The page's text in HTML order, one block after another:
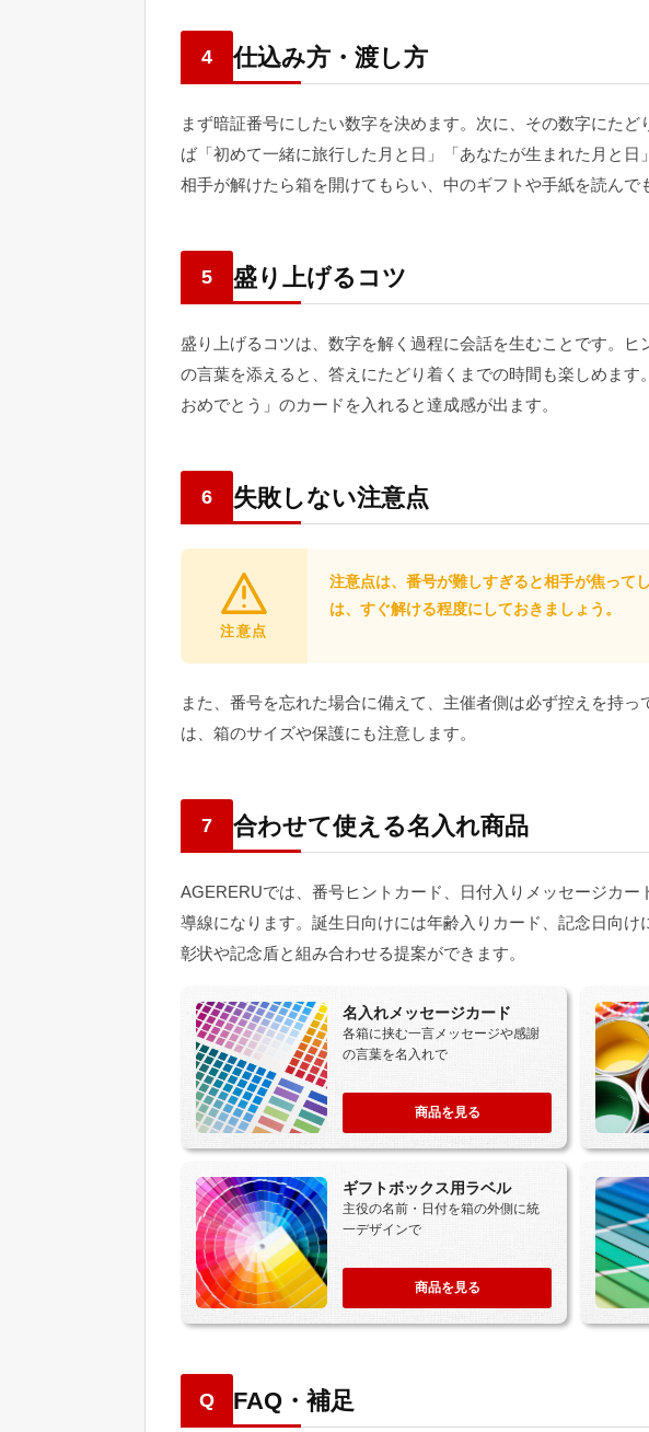
4 仕込み方・渡し方
まず暗証番号にしたい数字を決めます。次に、その数字にたど
ば「初めて一緒に旅行した月と日」「あなたが生まれた月と日
相手が解けたら箱を開けてもらい、中のギフトや手紙を読んで
5 盛り上げるコツ
盛り上げるコツは、数字を解く過程に会話を生むことです。
の言葉を添えると、答えにたどり着くまでの時間も楽しめま
おめでとう」のカードを入れると達成感が出ます。
6 失敗しない注意点
注意点
注意点は、番号が難しすぎると相手が焦って
は、すぐ解ける程度にしておきましょう。
また、番号を忘れた場合に備えて、主催者側は必ず控えを持
は、箱のサイズや保護にも注意します。
7 合わせて使える名入れ商品
AGERERUでは、番号ヒントカード、日付入りメッセージカ
導線になります。誕生日向けには年齢入りカード、記念日向
彰状や記念盾と組み合わせる提案ができます。
名入れメッセージカード
各箱に挟む一言メッセージや感謝
の言葉を名入れで
商品を見る
ギフトボックス用ラベル
主役の名前・日付を箱の外側に統
一デザインで
商品を見る
Q FAQ・補足